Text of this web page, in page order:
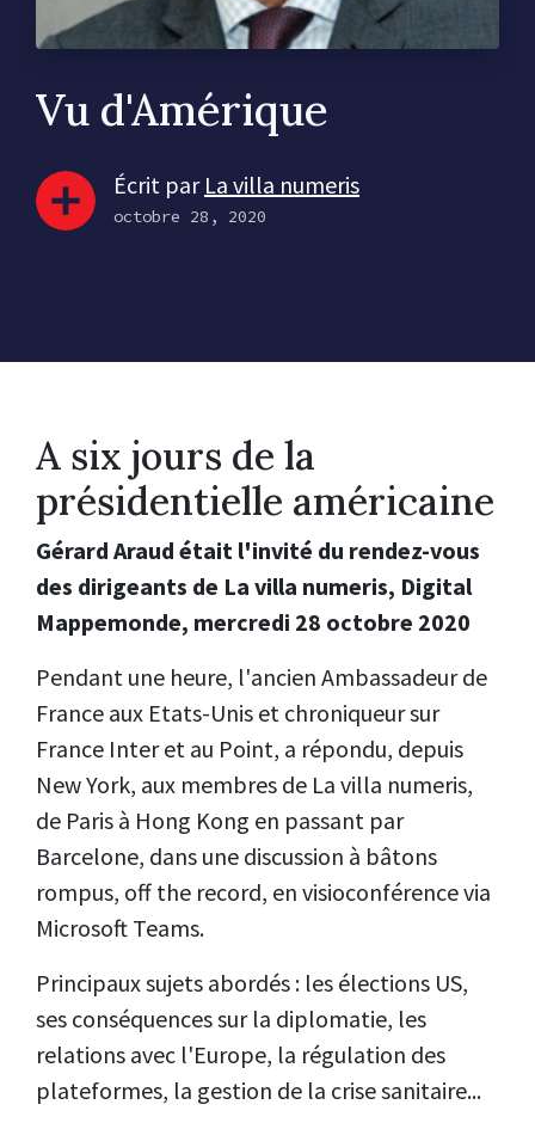
Vu d'Amérique
Écrit par La villa numeris
octobre 28, 2020
A six jours de la
présidentielle américaine
Gérard Araud était l'invité du rendez-vous
des dirigeants de La villa numeris, Digital
Mappemonde, mercredi 28 octobre 2020
Pendant une heure, l'ancien Ambassadeur de
France aux Etats-Unis et chroniqueur sur
France Inter et au Point, a répondu, depuis
New York, aux membres de La villa numeris,
de Paris à Hong Kong en passant par
Barcelone, dans une discussion à bâtons
rompus, off the record, en visioconférence via
Microsoft Teams.
Principaux sujets abordés : les élections US,
ses conséquences sur la diplomatie, les
relations avec l'Europe, la régulation des
plateformes, la gestion de la crise sanitaire...